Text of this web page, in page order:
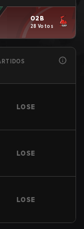
O2B
28 Votos
LOSE
LOSE
LOSE